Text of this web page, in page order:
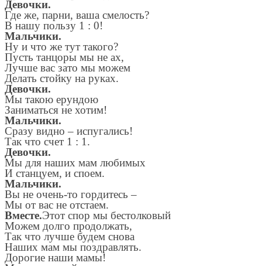
Девочки.
Где же, парни, ваша смелость?
В нашу пользу 1 : 0!
Мальчики.
Ну и что же тут такого?
Пусть танцоры мы не ах,
Лучше вас зато мы можем
Делать стойку на руках.
Девочки.
Мы такою ерундою
Заниматься не хотим!
Мальчики.
Сразу видно – испугались!
Так что счет 1 : 1.
Девочки.
Мы для наших мам любимых
И станцуем, и споем.
Мальчики.
Вы не очень-то гордитесь –
Мы от вас не отстаем.
Вместе.Этот спор мы бестолковый
Можем долго продолжать,
Так что лучше будем снова
Наших мам мы поздравлять.
Дорогие наши мамы!